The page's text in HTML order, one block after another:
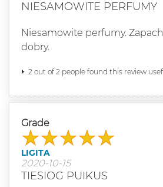
NIESAMOWITE PERFUMY
Niesamowite perfumy.
dobry.
2 out of 2 people found this review
Grade
LIGITA
2020-10-15
TIESIOG PUIKUS